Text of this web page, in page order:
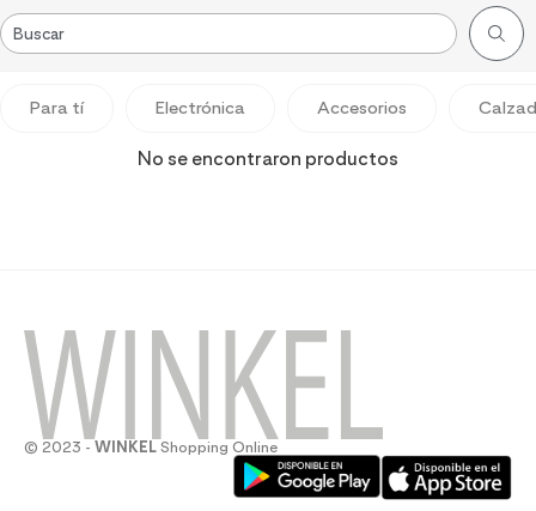
Para tí Electrónica Accesorios
No se encontraron productos
© 2023 - WINKEL Shopping Online